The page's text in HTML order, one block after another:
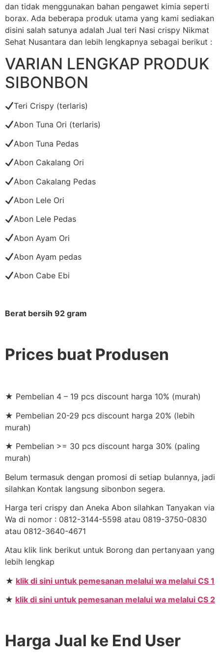
dan tidak menggunakan bahan pengawet kimia seperti
borax. Ada beberapa produk utama yang kami sediakan
disini salah satunya adalah Jual teri Nasi crispy Nikmat
Sehat Nusantara dan lebih lengkapnya sebagai berikut :
VARIAN LENGKAP PRODUK
SIBONBON
Teri Crispy (terlaris)
Abon Tuna Ori (terlaris)
Abon Tuna Pedas
Abon Cakalang Ori
Abon Cakalang Pedas
Abon Lele Ori
Abon Lele Pedas
Abon Ayam Ori
Abon Ayam pedas
Abon Cabe Ebi
Berat bersih 92 gram
Prices buat Produsen
★ Pembelian 4 – 19 pcs discount harga 10% (murah)
★ Pembelian 20-29 pcs discount harga 20% (lebih
murah)
★ Pembelian >= 30 pcs discount harga 30% (paling
murah)
Belum termasuk dengan promosi di setiap bulannya, jadi
silahkan Kontak langsung sibonbon segera.
Harga teri crispy dan Aneka Abon silahkan Tanyakan via
Wa di nomor : 0812-3144-5598 atau 0819-3750-0830
atau 0812-3640-4671
Atau klik link berikut untuk Borong dan pertanyaan yang
lebih lengkap
★ klik di sini untuk pemesanan melalui wa melalui CS 1
★ klik di sini untuk pemesanan melalui wa melalui CS 2
Harga Jual ke End User